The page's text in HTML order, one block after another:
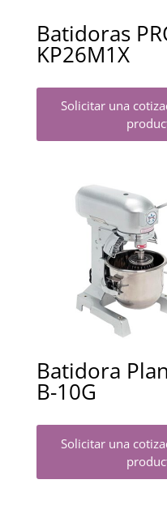
Batidoras
KP26M1X
Solicitar una
Batidora
B-10G
Solicitar una